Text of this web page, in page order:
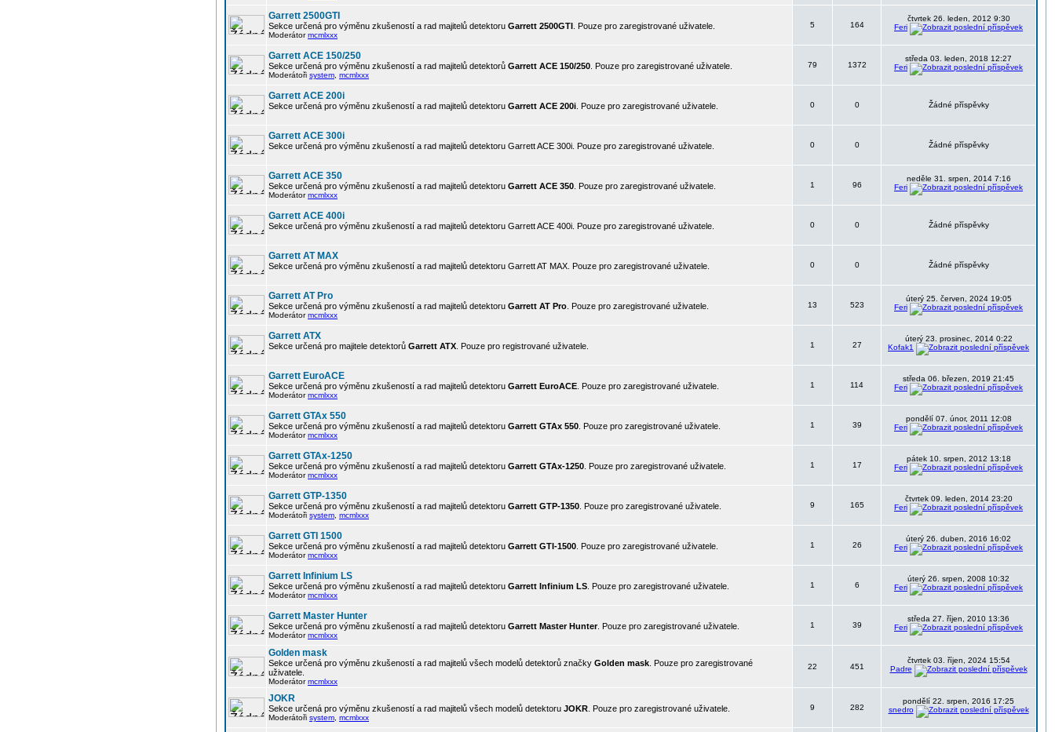
Garrett 2500GTI
Sekce určená pro výměnu zkušeností a rad majitelů detektoru Garrett 2500GTI . Pouze pro zaregistrované uživatele.
Moderátormcmlxxx
5 164
čtvrtek 26. leden, 2012 9:30
Feri
Garrett ACE 150/250
Sekce určená pro výměnu zkušeností a rad majitelů detektorů Garrett ACE 150/250 . Pouze pro zaregistrované uživatele.
Moderátoři system mcmlxxx
79 1372
středa 03. leden, 2018 12:27
Feri
Garrett ACE 200i
Sekce určená pro výměnu zkušeností a rad majitelů detektoru Garrett ACE 200i . Pouze pro zaregistrované uživatele. 0 0 Žádné příspěvky
Garrett ACE 300i
Sekce určená pro výměnu zkušeností a rad majitelů detektoru Garrett ACE 300i. Pouze pro zaregistrované uživatele. 0 0 Žádné příspěvky
Garrett ACE 350
Sekce určená pro výměnu zkušeností a rad majitelů detektoru Garrett ACE 350 . Pouze pro zaregistrované uživatele.
Moderátormcmlxxx
1 96
neděle 31. srpen, 2014 7:16
Feri
Garrett ACE 400i
Sekce určená pro výměnu zkušeností a rad majitelů detektoru Garrett ACE 400i. Pouze pro zaregistrované uživatele. 0 0 Žádné příspěvky
Garrett AT MAX
Sekce určená pro výměnu zkušeností a rad majitelů detektoru Garrett AT MAX. Pouze pro zaregistrované uživatele. 0 0 Žádné příspěvky
Garrett AT Pro
Sekce určená pro výměnu zkušeností a rad majitelů detektoru Garrett AT Pro . Pouze pro zaregistrované uživatele.
Moderátormcmlxxx
13 523
úterý 25. červen, 2024 19:05
Feri
Garrett ATX
Sekce určená pro majitele detektorů Garrett ATX . Pouze pro registrované uživatele. 1 27
úterý 23. prosinec, 2014 0:22
Kofak1
Garrett EuroACE
Sekce určená pro výměnu zkušeností a rad majitelů detektoru Garrett EuroACE . Pouze pro zaregistrované uživatele.
Moderátormcmlxxx
1 114
středa 06. březen, 2019 21:45
Feri
Garrett GTAx 550
Sekce určená pro výměnu zkušeností a rad majitelů detektoru Garrett GTAx 550 . Pouze pro zaregistrované uživatele.
Moderátormcmlxxx
1 39
pondělí 07. únor, 2011 12:08
Feri
Garrett GTAx-1250
Sekce určená pro výměnu zkušeností a rad majitelů detektoru Garrett GTAx-1250 . Pouze pro zaregistrované uživatele.
Moderátormcmlxxx
1 17
pátek 10. srpen, 2012 13:18
Feri
Garrett GTP-1350
Sekce určená pro výměnu zkušeností a rad majitelů detektoru Garrett GTP-1350 . Pouze pro zaregistrované uživatele.
Moderátoři system mcmlxxx
9 165
čtvrtek 09. leden, 2014 23:20
Feri
Garrett GTI 1500
Sekce určená pro výměnu zkušeností a rad majitelů detektoru Garrett GTI-1500 . Pouze pro zaregistrované uživatele.
Moderátormcmlxxx
1 26
úterý 26. duben, 2016 16:02
Feri
Garrett Infinium LS
Sekce určená pro výměnu zkušeností a rad majitelů detektoru Garrett Infinium LS . Pouze pro zaregistrované uživatele.
Moderátormcmlxxx
1 6
úterý 26. srpen, 2008 10:32
Feri
Garrett Master Hunter
Sekce určená pro výměnu zkušeností a rad majitelů detektoru Garrett Master Hunter. Pouze pro zaregistrované uživatele.
Moderátormcmlxxx
1 39
středa 27. říjen, 2010 13:36
Feri
Golden mask
Sekce určená pro výměnu zkušeností a rad majitelů všech modelů detektorů značky Golden mask . Pouze pro zaregistrované
uživatele.
Moderátormcmlxxx
22 451
čtvrtek 03. říjen, 2024 15:54
Padre
JOKR
Sekce určená pro výměnu zkušeností a rad majitelů všech modelů detektoru JOKR . Pouze pro zaregistrované uživatele.
Moderátoři system mcmlxxx
9 282
pondělí 22. srpen, 2016 17:25
snedro